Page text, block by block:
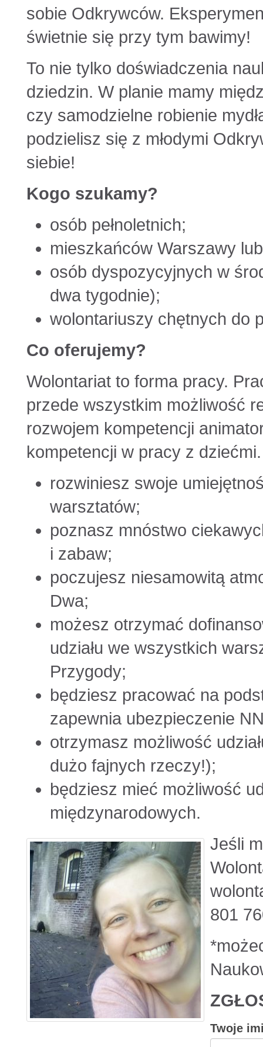
sobie Odkrywców.
świetnie się przy tym bawimy!
To nie tylko doświadczenia
dziedzin. W planie mamy
czy samodzielne robienie
podzielisz się z młodymi
siebie!
Kogo szukamy?
osób pełnoletnich;
mieszkańców Warszawy
osób dyspozycyjnych w
dwa tygodnie);
wolontariuszy chętnych do
Co oferujemy?
Wolontariat to forma pracy.
przede wszystkim możliwość
rozwojem kompetencji
kompetencji w pracy z
rozwiniesz swoje
warsztatów;
poznasz mnóstwo
i zabaw;
poczujesz niesamowitą
Dwa;
możesz otrzymać
udziału we wszystkich
Przygody;
będziesz pracować na
zapewnia ubezpieczenie
otrzymasz możliwość
dużo fajnych rzeczy!);
będziesz mieć możliwość
międzynarodowych.
Jeśli
801
Twoje